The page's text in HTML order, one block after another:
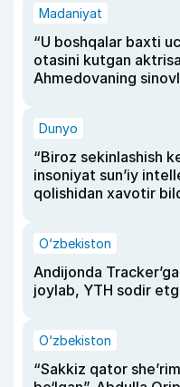
Madaniyat
“U boshqalar baxti
otasini kutgan
Ahmedovaning
Dunyo
“Biroz sekinlashish
insoniyat sun’iy
qolishidan xavotir
O‘zbekiston
Andijonda
joylab, YTH sodir
O‘zbekiston
“Sakkiz qator